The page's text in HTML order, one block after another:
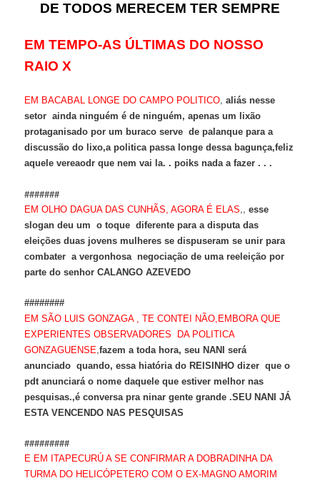
DE TODOS MERECEM TER SEMPRE
EM TEMPO-AS ÚLTIMAS DO NOSSO
RAIO X
EM BACABAL LONGE DO CAMPO POLITICO,aliás nesse
setor ainda ninguém é de ninguém, apenas um lixão
protaganisado por um buraco serve de palanque para a
discussão do lixo,a politica passa longe dessa bagunça,feliz
aquele vereaodr que nem vai la. . poiks nada a fazer . . .
#######
EM OLHO DAGUA DAS CUNHÃS, AGORA É ELAS,, esse
slogan deu um o toque diferente para a disputa das
eleições duas jovens mulheres se dispuseram se unir para
combater a vergonhosa negociação de uma reeleição por
parte do senhor CALANGO AZEVEDO
########
EM SÃO LUIS GONZAGA , TE CONTEI NÃO,EMBORA QUE
EXPERIENTES OBSERVADORES DA POLITICA
GONZAGUENSE,fazem a toda hora, seu NANI será
anunciado quando, essa hiatória do REISINHO dizer que o
pdt anunciará o nome daquele que estiver melhor nas
pesquisas.,é conversa pra ninar gente grande .SEU NANI JÁ
ESTA VENCENDO NAS PESQUISAS
#########
E EM ITAPECURÚ A SE CONFIRMAR A DOBRADINHA DA
TURMA DO HELICÓPETERO COM O EX-MAGNO AMORIM